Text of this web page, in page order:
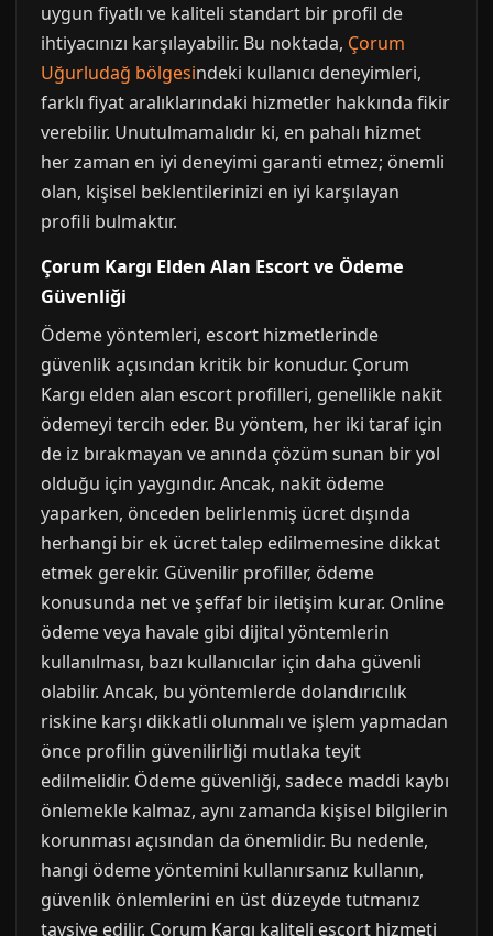
uygun fiyatlı ve kaliteli standart bir profil de
ihtiyacınızı karşılayabilir. Bu noktada, Çorum
Uğurludağ bölgesindeki kullanıcı deneyimleri,
farklı fiyat aralıklarındaki hizmetler hakkında fikir
verebilir. Unutulmamalıdır ki, en pahalı hizmet
her zaman en iyi deneyimi garanti etmez; önemli
olan, kişisel beklentilerinizi en iyi karşılayan
profili bulmaktır.
Çorum Kargı Elden Alan Escort ve Ödeme
Güvenliği
Ödeme yöntemleri, escort hizmetlerinde
güvenlik açısından kritik bir konudur. Çorum
Kargı elden alan escort profilleri, genellikle nakit
ödemeyi tercih eder. Bu yöntem, her iki taraf için
de iz bırakmayan ve anında çözüm sunan bir yol
olduğu için yaygındır. Ancak, nakit ödeme
yaparken, önceden belirlenmiş ücret dışında
herhangi bir ek ücret talep edilmemesine dikkat
etmek gerekir. Güvenilir profiller, ödeme
konusunda net ve şeffaf bir iletişim kurar. Online
ödeme veya havale gibi dijital yöntemlerin
kullanılması, bazı kullanıcılar için daha güvenli
olabilir. Ancak, bu yöntemlerde dolandırıcılık
riskine karşı dikkatli olunmalı ve işlem yapmadan
önce profilin güvenilirliği mutlaka teyit
edilmelidir. Ödeme güvenliği, sadece maddi kaybı
önlemekle kalmaz, aynı zamanda kişisel bilgilerin
korunması açısından da önemlidir. Bu nedenle,
hangi ödeme yöntemini kullanırsanız kullanın,
güvenlik önlemlerini en üst düzeyde tutmanız
tavsiye edilir. Çorum Kargı kaliteli escort hizmeti